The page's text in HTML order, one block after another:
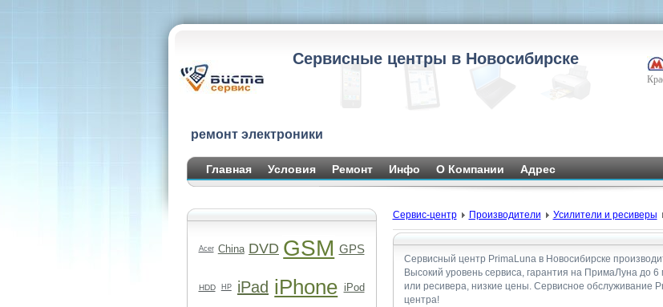
Сервисные центры в Новосибирске
ремонт электроники
Главная Условия Ремонт Инфо О Компании Адрес
Acer China DVD GSM GPS
HDD HP iPad iPhone iPod
Сервис-центр Производители Усилители и ресиверы
Сервисный центр PrimaLuna в Новосибирске
Высокий уровень сервиса, гарантия на ПримаЛуна до
или ресивера, низкие цены. Сервисное обслуживание
центра!